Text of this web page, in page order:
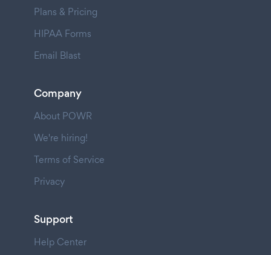
Plans & Pricing
HIPAA Forms
Email Blast
Company
About POWR
We're hiring!
Terms of Service
Privacy
Support
Help Center